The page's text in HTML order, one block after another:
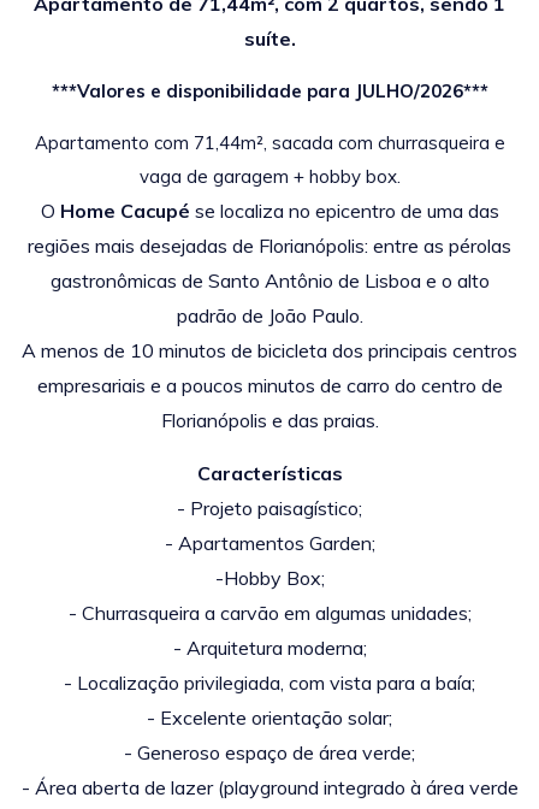
suíte.
***Valores e disponibilidade para JULHO/2026***
Apartamento com 71,44m², sacada com churrasqueira e
vaga de garagem + hobby box.
O Home Cacupé se localiza no epicentro de uma das
regiões mais desejadas de Florianópolis: entre as pérolas
gastronômicas de Santo Antônio de Lisboa e o alto
padrão de João Paulo.
A menos de 10 minutos de bicicleta dos principais centros
empresariais e a poucos minutos de carro do centro de
Florianópolis e das praias.
Características
- Projeto paisagístico;
- Apartamentos Garden;
-Hobby Box;
- Churrasqueira a carvão em algumas unidades;
- Arquitetura moderna;
- Localização privilegiada, com vista para a baía;
- Excelente orientação solar;
- Generoso espaço de área verde;
- Área aberta de lazer (playground integrado à área verde